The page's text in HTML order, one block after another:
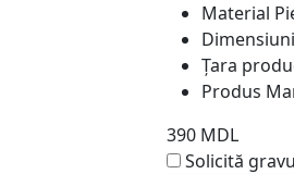
Material
Dimensiuni
Țara
Produs
390 MDL
Solicită